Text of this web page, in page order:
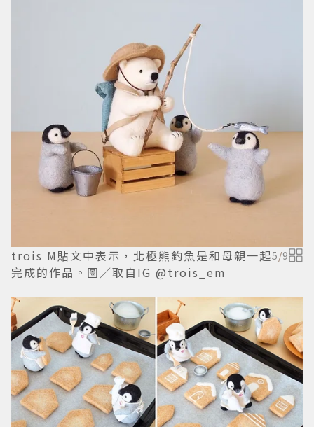
trois M貼文中表示，北極熊釣魚是和母親一起
完成的作品。圖／取自IG @trois_em
5/9